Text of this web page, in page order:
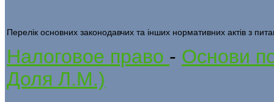
Перелік основних законодавчих та інших нормативних актів з
Налоговое право - Основи
Доля Л.М.)